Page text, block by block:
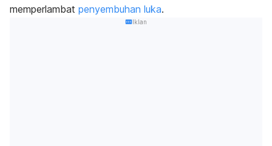
memperlambat penyembuhan luka.
Iklan